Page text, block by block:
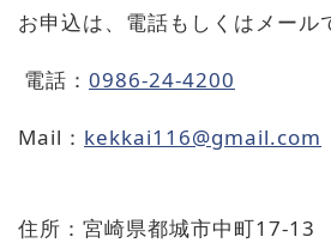
お申込は、電話もしくはメール
電話： 0986-24-4200
Mail ： kekkai116@gmail.com
住所：宮崎県都城市中町17-13